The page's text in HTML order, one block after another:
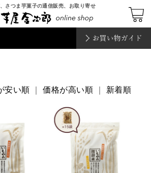
さつま芋菓子の通信販売、お取り寄せ
安い順 ｜価格が高い順 新着順